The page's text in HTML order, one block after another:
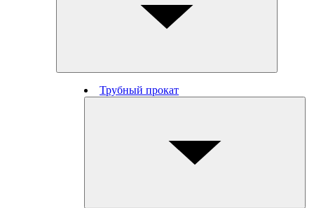
Трубный прокат